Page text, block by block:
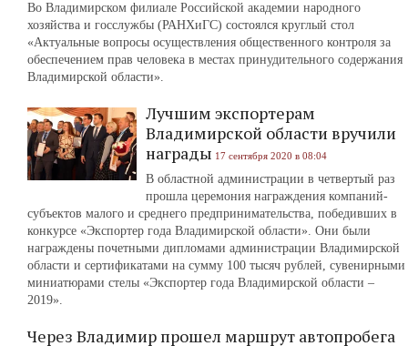
Во Владимирском филиале Российской академии народного
хозяйства и госслужбы (РАНХиГС) состоялся круглый стол
«Актуальные вопросы осуществления общественного контроля за
обеспечением прав человека в местах принудительного содержания
Владимирской области».
Лучшим экспортерам
Владимирской области вручили
награды 17 сентября 2020 в 08:04
В областной администрации в четвертый раз
прошла церемония награждения компаний-
субъектов малого и среднего предпринимательства, победивших в
конкурсе «Экспортер года Владимирской области». Они были
награждены почетными дипломами администрации Владимирской
области и сертификатами на сумму 100 тысяч рублей, сувенирными
миниатюрами стелы «Экспортер года Владимирской области –
2019».
Через Владимир прошел маршрут автопробега